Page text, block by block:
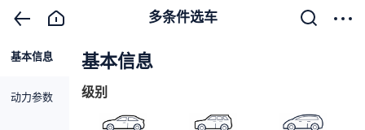
多条件选车
基本信息
动力参数
基本信息
级别